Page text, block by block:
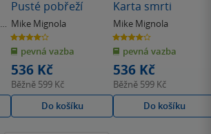
Pusté pobřeží
Mike Mignola
4.0
z
5
hvězdiček
pevná vazba
536 Kč
Běžně 599 Kč
Do košíku
Karta smrti
Mike Mignola
4.0
z
5
hvězdiček
pevná vazba
536 Kč
Běžně 599 Kč
Do košíku